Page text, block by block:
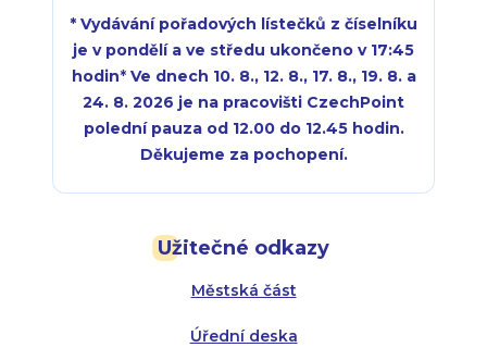
Užitečné odkazy
Městská část
Úřední deska
* Vydávání pořadových lístečků z číselníku
je v pondělí a ve středu ukončeno v 17:45
hodin* Ve dnech 10. 8., 12. 8., 17. 8., 19. 8. a
24. 8. 2026 je na pracovišti CzechPoint
polední pauza od 12.00 do 12.45 hodin.
Děkujeme za pochopení.
Úterý:
Středa:
Čtvrtek:
Úterý:
Středa:
Čtvrtek: